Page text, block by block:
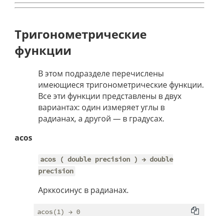
Тригонометрические
функции
В этом подразделе перечислены
имеющиеся тригонометрические функции.
Все эти функции представлены в двух
вариантах: один измеряет углы в
радианах, а другой — в градусах.
acos
acos ( double precision ) → double
precision
Арккосинус в радианах.